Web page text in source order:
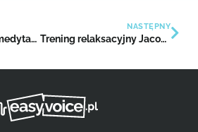
Inne spojrzenie na medytację
NASTĘPNY
Trening relaksacyjny Jacobsona – dlaczego warto ćwiczyć?